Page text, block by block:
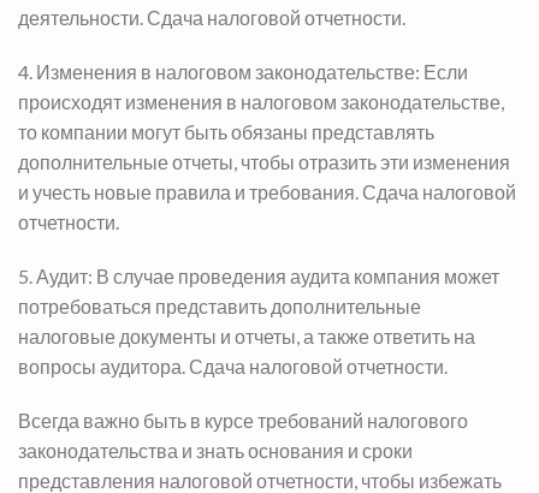
деятельности. Сдача налоговой отчетности.
4. Изменения в налоговом законодательстве: Если
происходят изменения в налоговом законодательстве,
то компании могут быть обязаны представлять
дополнительные отчеты, чтобы отразить эти изменения
и учесть новые правила и требования. Сдача налоговой
отчетности.
5. Аудит: В случае проведения аудита компания может
потребоваться представить дополнительные
налоговые документы и отчеты, а также ответить на
вопросы аудитора. Сдача налоговой отчетности.
Всегда важно быть в курсе требований налогового
законодательства и знать основания и сроки
представления налоговой отчетности, чтобы избежать